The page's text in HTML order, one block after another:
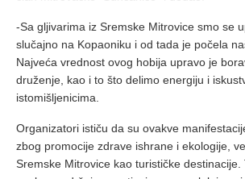
-Sa gljivarima iz Sremske Mitrovice smo se
slučajno na Kopaoniku i od tada je počela
Najveća vrednost ovog hobija upravo je
druženje, kao i to što delimo energiju i
istomišljenicima.
Organizatori ističu da su ovakve
zbog promocije zdrave ishrane i ekologije,
Sremske Mitrovice kao turističke destinacije.